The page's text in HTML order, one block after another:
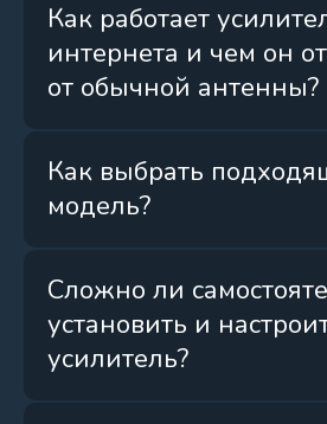
Как работает
интернета и чем он
от обычной антенны?
Как выбрать
модель?
Сложно ли
установить и
усилитель?